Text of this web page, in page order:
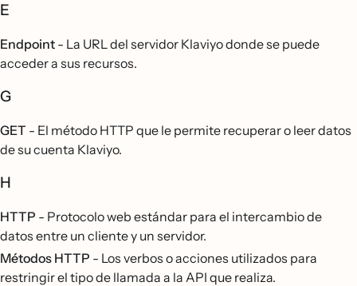
E
Endpoint - La URL del servidor Klaviyo donde se puede
acceder a sus recursos.
G
GET - El método HTTP que le permite recuperar o leer datos
de su cuenta Klaviyo.
H
HTTP - Protocolo web estándar para el intercambio de
datos entre un cliente y un servidor.
Métodos HTTP - Los verbos o acciones utilizados para
restringir el tipo de llamada a la API que realiza.